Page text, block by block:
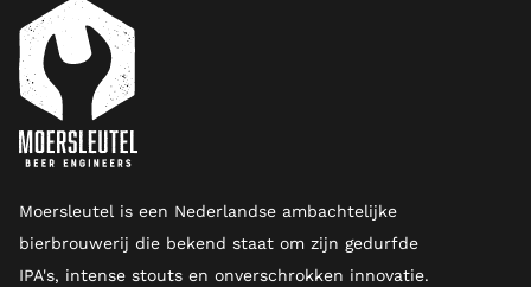
Moersleutel is een Nederlandse ambachtelijke
bierbrouwerij die bekend staat om zijn gedurfde
IPA's, intense stouts en onverschrokken innovatie.